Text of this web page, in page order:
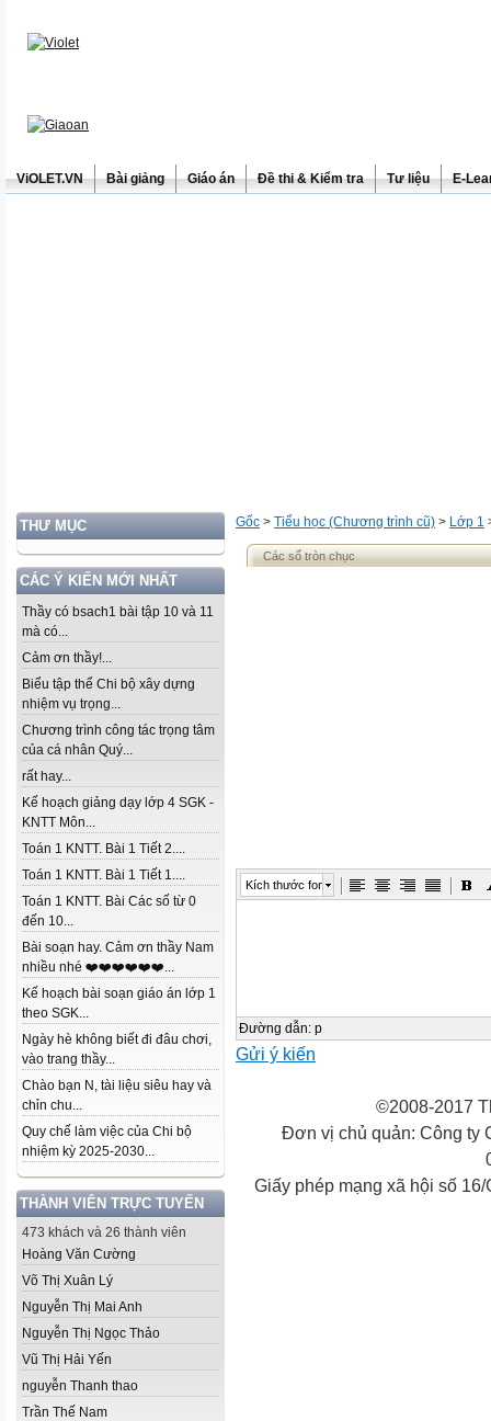
ViOLET.VN Bài giảng Giáo án Đề thi & Kiểm tra Tư liệu E-
THƯ MỤC
CÁC Ý KIẾN MỚI NHẤT
Thầy có bsach1 bài tập 10 và 11
mà có...
Cảm ơn thầy!...
Biểu tập thể Chi bộ xây dựng
nhiệm vụ trọng...
Chương trình công tác trọng tâm
của cá nhân Quý...
rất hay...
Kế hoạch giảng dạy lớp 4 SGK -
KNTT Môn...
Toán 1 KNTT. Bài 1 Tiết 2....
Toán 1 KNTT. Bài 1 Tiết 1....
Toán 1 KNTT. Bài Các số từ 0
đến 10...
Bài soạn hay. Cảm ơn thầy Nam
nhiều nhé ❤️❤️❤️❤️❤️❤️...
Kế hoạch bài soạn giáo án lớp 1
theo SGK...
Ngày hè không biết đi đâu chơi,
vào trang thầy...
Chào bạn N, tài liệu siêu hay và
chỉn chu...
Quy chế làm việc của Chi bộ
nhiệm kỳ 2025-2030...
THÀNH VIÊN TRỰC TUYẾN
473 khách và 26 thành viên
Hoàng Văn Cường
Võ Thị Xuân Lý
Nguyễn Thị Mai Anh
Nguyễn Thị Ngọc Thảo
Vũ Thị Hải Yến
nguyễn Thanh thao
Trần Thế Nam
Gốc > Tiểu học (Chương trình cũ) > Lớp 1
Các số tròn chục
Kích thước font
Đường dẫn: p
Gửi ý kiến
©2008-2017
Đơn vị chủ quản: Công ty
Giấy phép mạng xã hội số